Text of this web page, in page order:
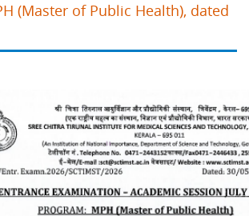
(Master of Public Health), dated